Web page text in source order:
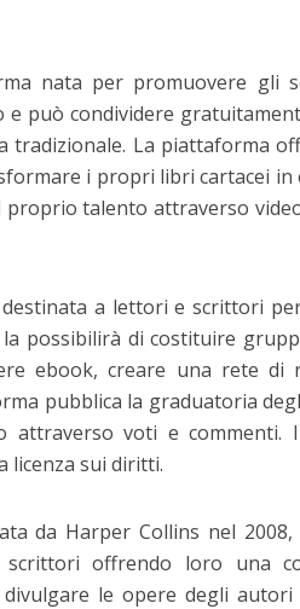
nata per promuovere gli
e può condividere
tradizionale. La piattaforma
i propri libri cartacei in
talento attraverso
a lettori e scrittori
possibilirà di costituire
ebook, creare una rete di
pubblica la graduatoria
attraverso voti e
licenza sui diritti.
da Harper Collins nel
offrendo loro una
divulgare le opere degli
di scrittura Creativa
– Scuola...
2 minuti per la lettura